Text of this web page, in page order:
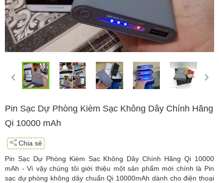
Pin Sạc Dự Phòng Kièm Sạc Không Dây Chính Hãng
Qi 10000 mAh
Chia sẻ
Pin Sạc Dự Phòng Kièm Sạc Không Dây Chính Hãng Qi 10000
mAh - Vì vậy chúng tôi giới thiệu một sản phẩm mới chính là Pin
sạc dự phòng không dây chuẩn Qi 10000mAh dành cho điện thoại